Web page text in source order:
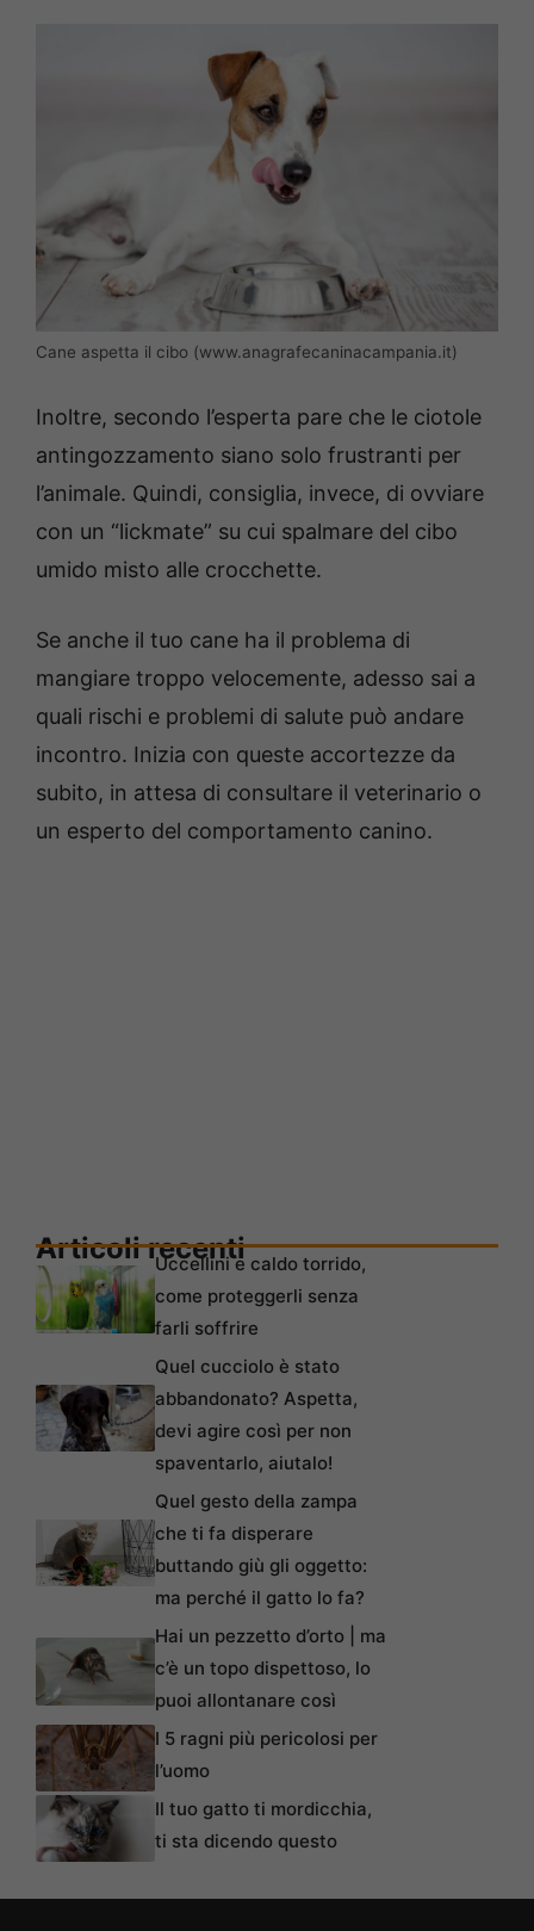
Cane aspetta il cibo (www.anagrafecaninacampania.it)
Inoltre, secondo l’esperta pare che le ciotole
antingozzamento siano solo frustranti per
l’animale. Quindi, consiglia, invece, di ovviare
con un “lickmate” su cui spalmare del cibo
umido misto alle crocchette.
Se anche il tuo cane ha il problema di
mangiare troppo velocemente, adesso sai a
quali rischi e problemi di salute può andare
incontro. Inizia con queste accortezze da
subito, in attesa di consultare il veterinario o
un esperto del comportamento canino.
Articoli recentiUccellini e caldo torrido,
come proteggerli senza
farli soffrire
Quel cucciolo è stato
abbandonato? Aspetta,
devi agire così per non
spaventarlo, aiutalo!
Quel gesto della zampa
che ti fa disperare
buttando giù gli oggetto:
ma perché il gatto lo fa?
Hai un pezzetto d’orto | ma
c’è un topo dispettoso, lo
puoi allontanare così
I 5 ragni più pericolosi per
l’uomo
Il tuo gatto ti mordicchia,
ti sta dicendo questo